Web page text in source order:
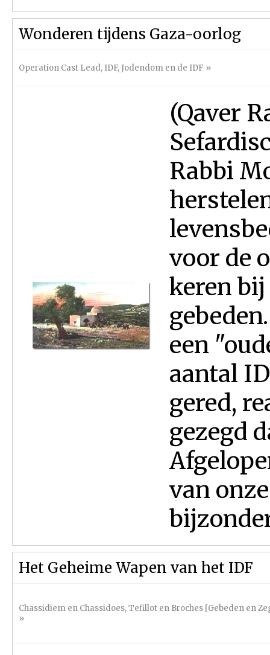
Wonderen tijdens Gaza-oorlog
Operation Cast Lead, IDF, Jodendom en de IDF »
(Qaver
Rabbi
voor de
keren
een
aantal
gered,
gezegd
van
Het Geheime Wapen van het IDF
Chassidiem en Chassidoes,Tefillot en Broches [Gebeden en
»